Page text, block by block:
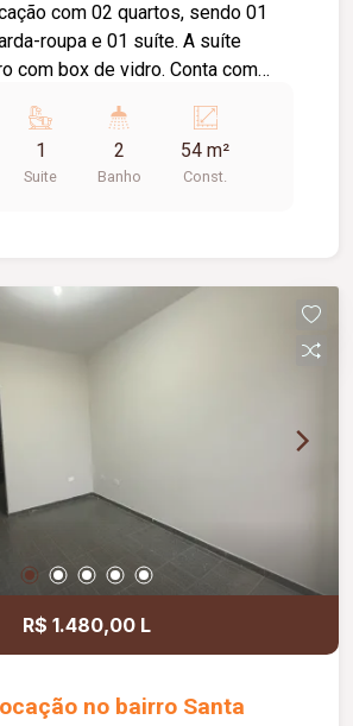
com 02 quartos, sendo 01
roupa e 01 suíte. A suíte
com box de vidro. Conta com
01 banheiro social e 02 vagas de
1
Suite
2
Banho
54 m²
Const.
R$ 1.480,00 L
no bairro Santa